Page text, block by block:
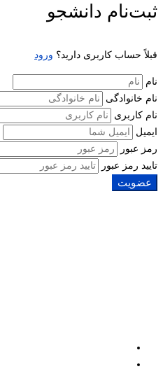
ثبت
نام
دانشجو
ثبت‌نام دانشجو
قبلاً حساب کاربری دارید؟ ورود
نام
نام خانوادگی
نام کاربری
ایمیل
رمز عبور
تایید رمز عبور
عضویت